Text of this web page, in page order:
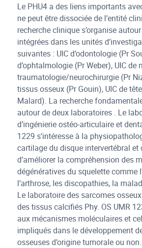
Le PHU4 a des liens importants
ne peut être dissociée de l’entité
recherche clinique s’organise
intégrées dans les unités
suivantes : UIC d’odontologie (Pr
d’ophtalmologie (Pr Weber), UIC de
traumatologie/neurochirurgie (Pr
tissus osseux (Pr Gouin), UIC de
Malard). La recherche
autour de deux laboratoires . Le
d’ingénierie ostéo-articulaire et
1229 s’intéresse à la
cartilage du disque intervertébral et
d’améliorer la compréhension des
dégénératives du squelette comme
l’arthrose, les discopathies, la
Le laboratoire des sarcomes
des tissus calcifiés Phy. OS UMR
aux mécanismes moléculaires et
impliqués dans le développement
osseuses d’origine tumorale ou non.